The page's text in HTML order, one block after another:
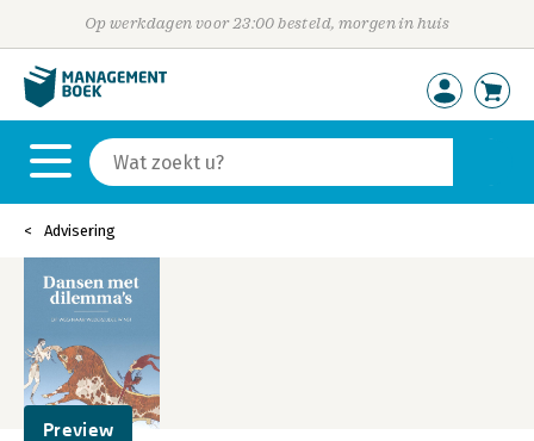
Op werkdagen voor 23:00 besteld, morgen in huis
Advisering
Preview